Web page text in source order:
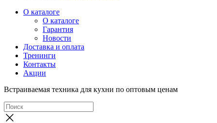
О каталоге
О каталоге
Гарантия
Новости
Доставка и оплата
Тренинги
Контакты
Акции
Встраиваемая техника для кухни по оптовым ценам